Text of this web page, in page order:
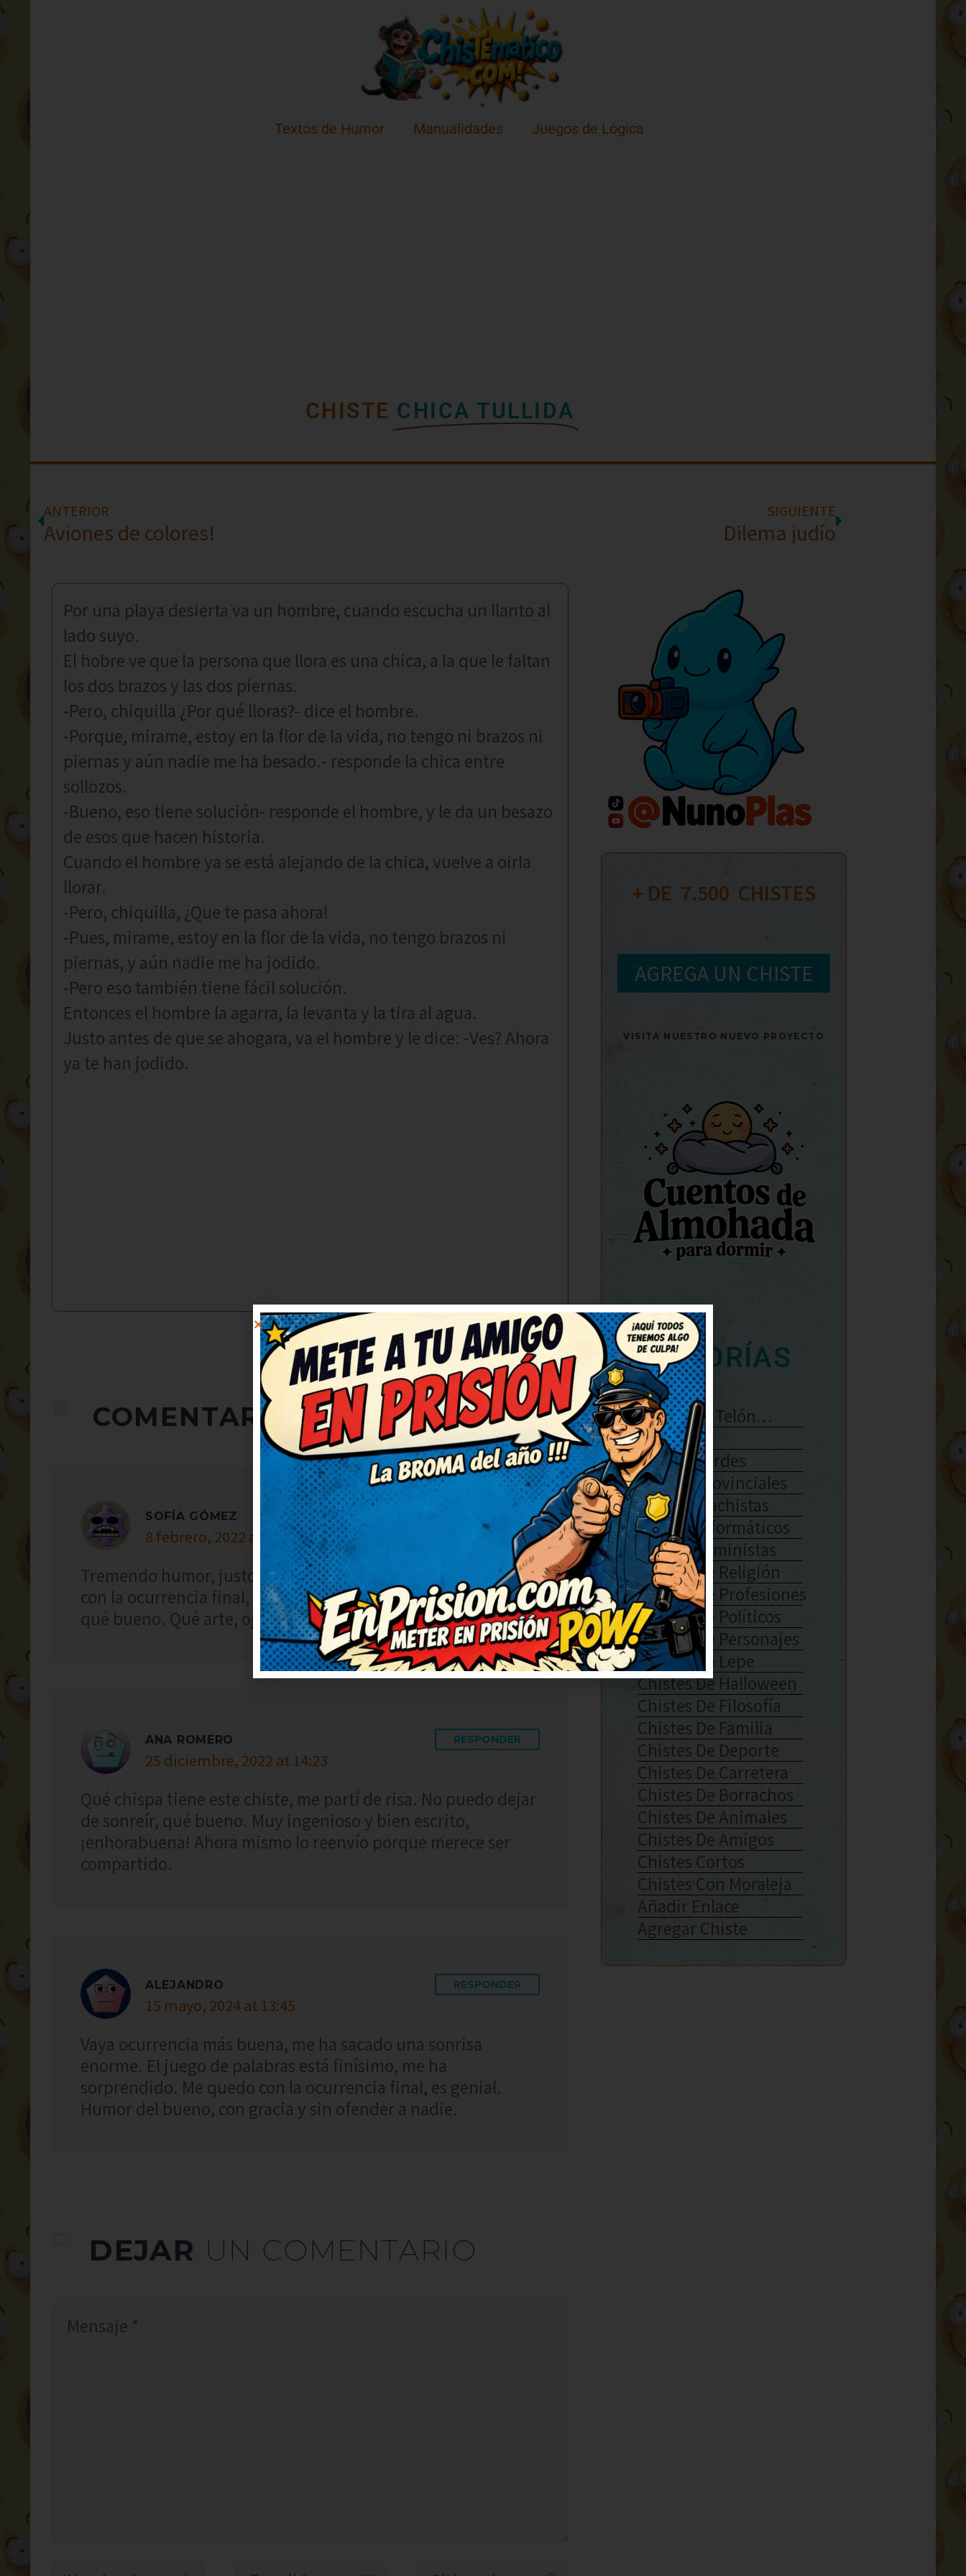
Textos de Humor Manualidades Juegos de Lógica
CHISTE CHICA TULLIDA
ANTERIOR
Aviones de colores!
SIGUIENTE
Dilema judío
Por una playa desierta va un hombre, cuando escucha un llanto al
lado suyo.
El hobre ve que la persona que llora es una chica, a la que le faltan
los dos brazos y las dos piernas.
-Pero, chiquilla ¿Por qué lloras?- dice el hombre.
-Porque, mirame, estoy en la flor de la vida, no tengo ni brazos ni
piernas y aún nadie me ha besado.- responde la chica entre
sollozos.
-Bueno, eso tiene solución- responde el hombre, y le da un besazo
de esos que hacen historia.
Cuando el hombre ya se está alejando de la chica, vuelve a oirla
llorar.
-Pero, chiquilla, ¿Que te pasa ahora!
-Pues, mirame, estoy en la flor de la vida, no tengo brazos ni
piernas, y aún nadie me ha jodido.
-Pero eso también tiene fácil solución.
Entonces el hombre la agarra, la levanta y la tira al agua.
Justo antes de que se ahogara, va el hombre y le dice: -Ves? Ahora
ya te han jodido.
COMENTARIOS(3)
SOFÍA GÓMEZ
8 febrero, 2022 at 23:05
Tremendo humor, justo lo que necesitaba ahora. Me quedo
con la ocurrencia final, es genial. No puedo dejar de sonreír,
qué bueno. Qué arte, ojalá subáis más chistes así.
ANA ROMERO
25 diciembre, 2022 at 14:23
RESPONDER
Qué chispa tiene este chiste, me partí de risa. No puedo dejar
de sonreír, qué bueno. Muy ingenioso y bien escrito,
¡enhorabuena! Ahora mismo lo reenvío porque merece ser
compartido.
ALEJANDRO
15 mayo, 2024 at 13:45
RESPONDER
Vaya ocurrencia más buena, me ha sacado una sonrisa
enorme. El juego de palabras está finísimo, me ha
sorprendido. Me quedo con la ocurrencia final, es genial.
Humor del bueno, con gracia y sin ofender a nadie.
DEJAR UN COMENTARIO
+ DE 7.500
  CHISTES
AGREGA UN CHISTE
VISITA NUESTRO NUEVO PROYECTO
CATEGORÍAS
Se Abre El Telón…
Enlaces
Chistes Verdes
Chistes Provinciales
Chistes Machistas
Chistes Informáticos
Chistes Feministas
Chistes De Religión
Chistes De Profesiones
Chistes De Políticos
Chistes De Personajes
Chistes De Lepe
Chistes De Halloween
Chistes De Filosofía
Chistes De Familia
Chistes De Deporte
Chistes De Carretera
Chistes De Borrachos
Chistes De Animales
Chistes De Amigos
Chistes Cortos
Chistes Con Moraleja
Añadir Enlace
Agregar Chiste